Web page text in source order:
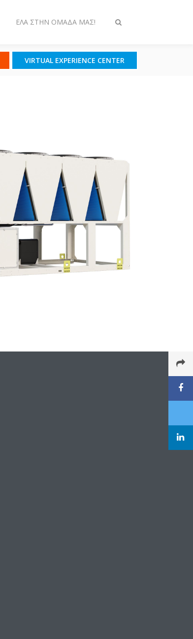
Εναλλαγή
ΈΛΑ ΣΤΗΝ ΟΜΆΔΑ ΜΑΣ!
VIRTUAL EXPERIENCE CENTER